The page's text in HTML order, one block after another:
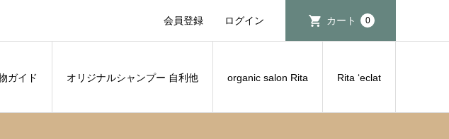
会員登録 ログイン カート 0
ガイド オリジナルシャンプー 自利他 organic salon Rita Rita ‘eclat